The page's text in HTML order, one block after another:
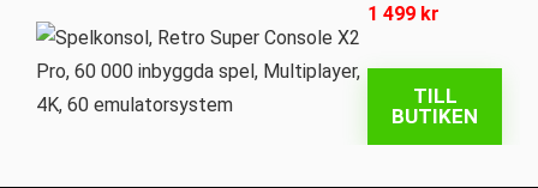
1 499 kr
TILL
BUTIKEN